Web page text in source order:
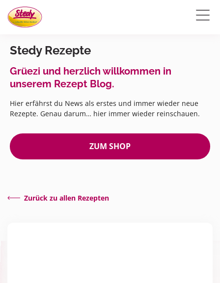
Stedy Rezepte
Grüezi und herzlich willkommen in
unserem Rezept Blog.
Hier erfährst du News als erstes und immer wieder neue
Rezepte. Genau darum… hier immer wieder reinschauen.
ZUM SHOP
Zurück zu allen Rezepten